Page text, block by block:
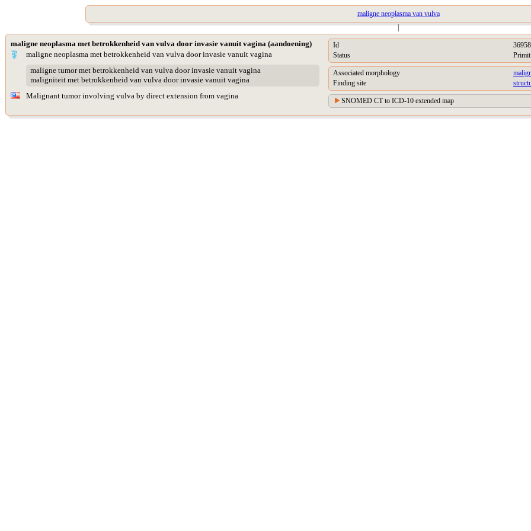
maligne neoplasma van vulva
|
maligne neoplasma met betrokkenheid van vulva door invasie vanuit vagina (aandoening)
maligne neoplasma met betrokkenheid van vulva door invasie vanuit vagina
maligne tumor met betrokkenheid van vulva door invasie vanuit vagina
maligniteit met betrokkenheid van vulva door invasie vanuit vagina
Malignant tumor involving vulva by direct extension from vagina
Id
Status
Associated morphology
Finding site
SNOMED CT to ICD-10 extended map